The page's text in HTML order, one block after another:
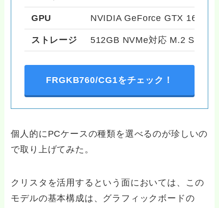
GPU NVIDIA GeForce GTX 1650
ストレージ 512GB NVMe対応 M.2 SSD
FRGKB760/CG1をチェック！
個人的にPCケースの種類を選べるのが珍しいの
で取り上げてみた。
クリスタを活用するという面においては、この
モデルの基本構成は、グラフィックボードの